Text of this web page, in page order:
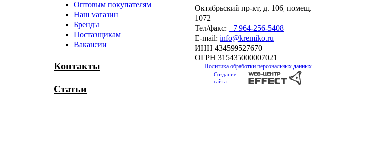
Оптовым покупателям
Наш магазин
Бренды
Поставщикам
Вакансии
Контакты
Статьи
Октябрьский пр-кт, д. 106, помещ.
1072
Тел/факс: +7 964-256-5408
Е-mail: info@kremiko.ru
ИНН 434599527670
ОГРН 315435000007021
Политика обработки персональных данных
Создание
сайта: